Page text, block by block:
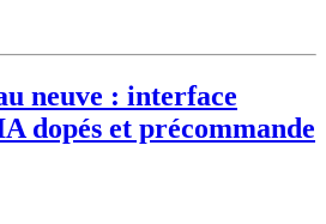
neuve : interface
dopés et précommande